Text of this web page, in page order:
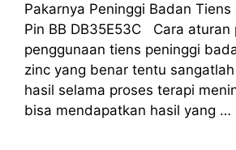
Pakarnya Peninggi Badan
Pin BB DB35E53C Cara aturan
penggunaan tiens peninggi
zinc yang benar tentu
hasil selama proses terapi
bisa mendapatkan hasil yang …